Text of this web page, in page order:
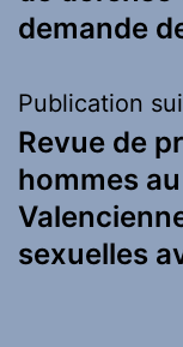
demande
Publication
Revue de
hommes
sexuelles